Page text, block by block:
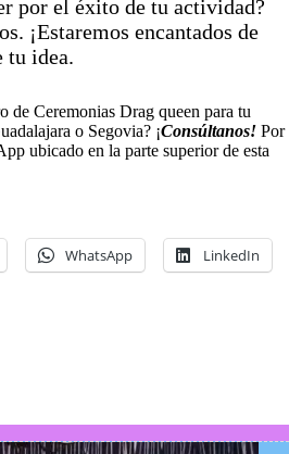
por el éxito de tu actividad?
¡Estaremos encantados de
tu idea.
de Ceremonias Drag queen para tu
o Segovia? ¡Consúltanos! Por
ubicado en la parte superior de esta
WhatsApp LinkedIn